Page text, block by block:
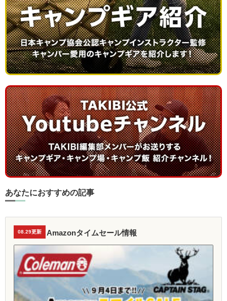
あなたにおすすめの記事
08.29更新 Amazonタイムセール情報